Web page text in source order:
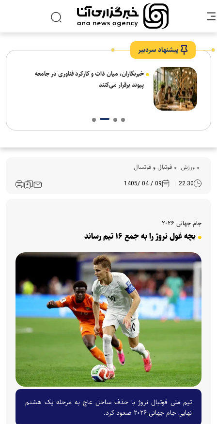
پیشنهاد سردبیر
خبرنگاران، میان ذات و کارکرد فناوری در جامعه
پیوند برقرار می‌کنند
ورزش فوتبال و فوتسال
22:30
09 / 04 /1405
جام جهانی ۲۰۲۶
بچه غول نروژ را به جمع ۱۶ تیم رساند
تیم ملی فوتبال نروژ با حذف ساحل عاج به مرحله یک هشتم
نهایی جام جهانی ۲۰۲۶ صعود کرد.